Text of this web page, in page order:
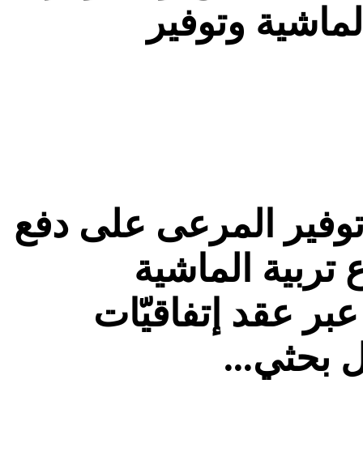
وتوفير
المرعى على دفع
الماشية
عقد إتفاقيّات
بحثي...